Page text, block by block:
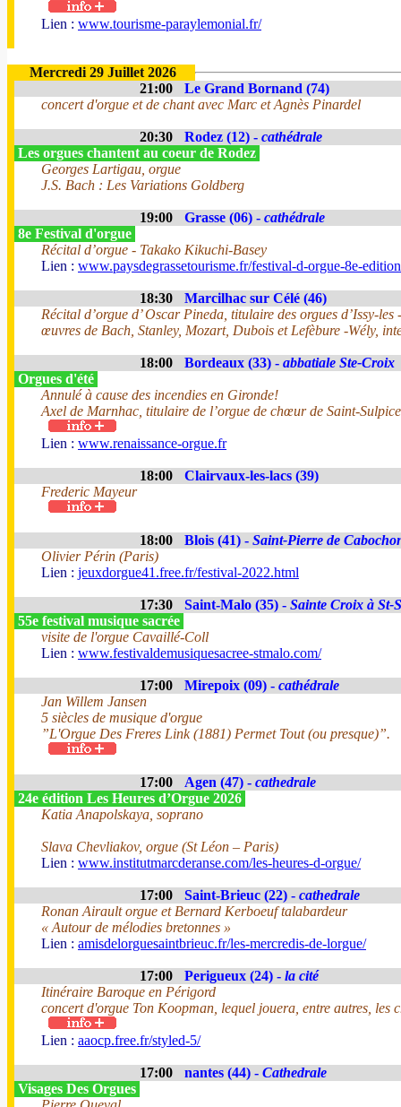
Lien : www.tourisme-paraylemonial.fr/
Mercredi 29 Juillet 2026
21:00
Le Grand Bornand (74)
concert d'orgue et de chant avec Marc et Agnès Pinardel
20:30 Rodez (12) - cathédrale
Les orgues chantent au coeur de Rodez
Georges Lartigau, orgue
J.S. Bach : Les Variations Goldberg
19:00 Grasse (06) - cathédrale
8e Festival d'orgue
Récital d’orgue - Takako Kikuchi-Basey
Lien : www.paysdegrassetourisme.fr/festival-d-orgue-8e-
18:30
Marcilhac sur Célé (46)
Récital d’orgue d’ Oscar Pineda, titulaire des orgues d’Issy-
œuvres de Bach, Stanley, Mozart, Dubois et Lefèbure -Wély,
18:00 Bordeaux (33) - abbatiale Ste-Croix
Orgues d'été
Annulé à cause des incendies en Gironde!
Axel de Marnhac, titulaire de l’orgue de chœur de Saint-
Lien : www.renaissance-orgue.fr
18:00
Clairvaux-les-lacs (39)
Frederic Mayeur
18:00 Blois (41) - Saint-Pierre de
Olivier Périn (Paris)
Lien : jeuxdorgue41.free.fr/festival-2022.html
17:30 Saint-Malo (35) - Sainte Croix à St-
55e festival musique sacrée
visite de l'orgue Cavaillé-Coll
Lien : www.festivaldemusiquesacree-stmalo.com/
17:00 Mirepoix (09) - cathédrale
Jan Willem Jansen
5 siècles de musique d'orgue
”L'Orgue Des Freres Link (1881) Permet Tout (ou presque)”.
17:00 Agen (47) - cathedrale
24e édition Les Heures d’Orgue 2026
Katia Anapolskaya, soprano
Slava Chevliakov, orgue (St Léon – Paris)
Lien : www.institutmarcderanse.com/les-heures-d-orgue/
17:00 Saint-Brieuc (22) - cathedrale
Ronan Airault orgue et Bernard Kerboeuf talabardeur
« Autour de mélodies bretonnes »
Lien : amisdelorguesaintbrieuc.fr/les-mercredis-de-lorgue/
17:00 Perigueux (24) - la cité
Itinéraire Baroque en Périgord
concert d'orgue Ton Koopman, lequel jouera, entre autres, les
Lien : aaocp.free.fr/styled-5/
17:00 nantes (44) - Cathedrale
Visages Des Orgues